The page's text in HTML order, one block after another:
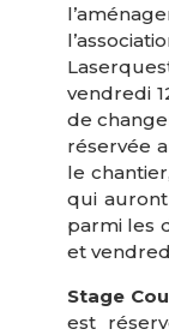
vendredi
de
réservée
le
qui
parmi les
et
Stage
est